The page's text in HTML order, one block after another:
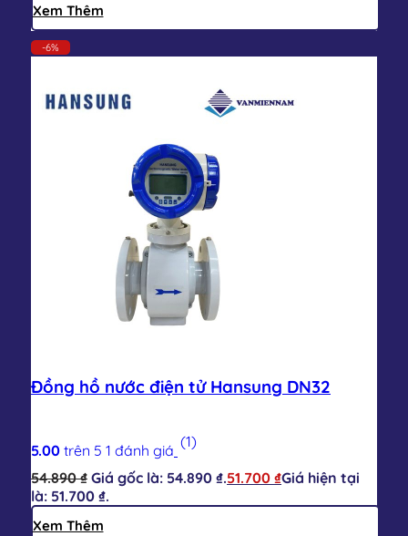
Xem Thêm
-6%
Đồng hồ nước điện tử Hansung DN32
5.00 trên 5 1 đánh giá (1)
54.890₫ Giá gốc là: 54.890 ₫.51.700 ₫Giá hiện tại
là: 51.700 ₫.
Xem Thêm